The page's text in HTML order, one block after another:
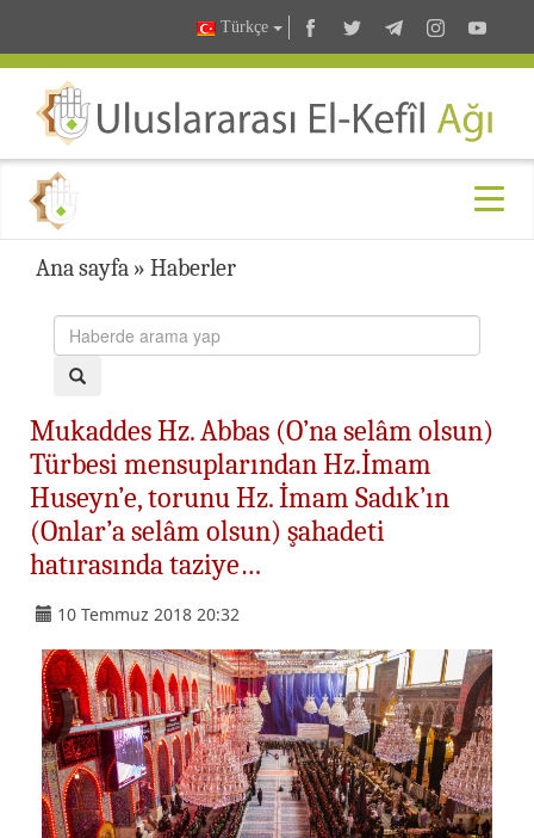
Türkçe
Ana sayfa » Haberler
Mukaddes Hz. Abbas (O’na selâm olsun)
Türbesi mensuplarından Hz.İmam
Huseyn’e, torunu Hz. İmam Sadık’ın
(Onlar’a selâm olsun) şahadeti
hatırasında taziye…
10 Temmuz 2018 20:32